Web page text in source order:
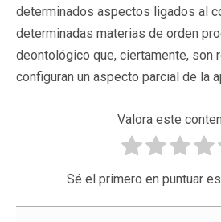
determinados aspectos ligados al
determinadas materias de orden
deontológico que, ciertamente, son
configuran un aspecto parcial de la
Valora este
Sé el primero en puntuar